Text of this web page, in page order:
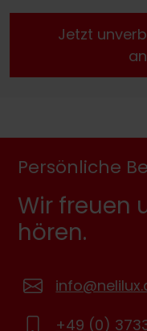
Jetzt
Persönliche
Wir freuen
hören.
+49 (0)